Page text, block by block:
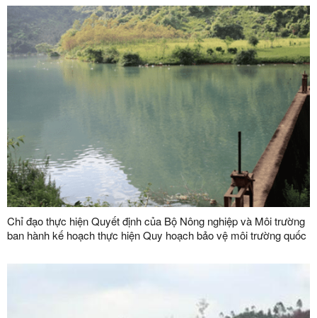
Chỉ đạo thực hiện Quyết định của Bộ Nông nghiệp và Môi trường
ban hành kế hoạch thực hiện Quy hoạch bảo vệ môi trường quốc